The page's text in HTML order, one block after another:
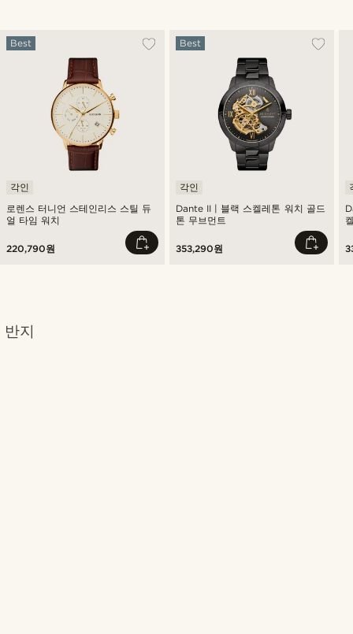
로렌스 터니언 스테인리스 스틸 듀
얼 타임 워치
Best
각인
220,790원
Dante II | 블랙 스켈레톤 워치 골드
톤 무브먼트
Best
각인
353,290원
반지